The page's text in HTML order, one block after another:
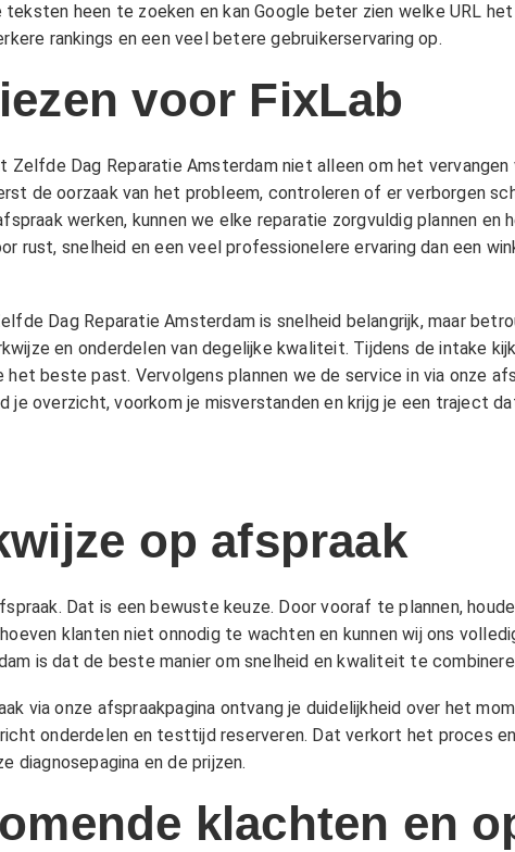
teksten heen te zoeken en kan Google beter zien welke URL
rankings en een veel betere gebruikerservaring op.
voor FixLab
Zelfde Dag Reparatie Amsterdam niet alleen om het
de oorzaak van het probleem, controleren of er verborgen
werken, kunnen we elke reparatie zorgvuldig plannen
rust, snelheid en een veel professionelere ervaring dan een
Dag Reparatie Amsterdam is snelheid belangrijk, maar
en onderdelen van degelijke kwaliteit. Tijdens de intake
het beste past. Vervolgens plannen we de service in via onze
je overzicht, voorkom je misverstanden en krijg je een traject
op afspraak
Dat is een bewuste keuze. Door vooraf te plannen,
klanten niet onnodig te wachten en kunnen wij ons
is dat de beste manier om snelheid en kwaliteit te
via onze afspraakpagina ontvang je duidelijkheid over het
onderdelen en testtijd reserveren. Dat verkort het proces
diagnosepagina en de prijzen.
klachten en